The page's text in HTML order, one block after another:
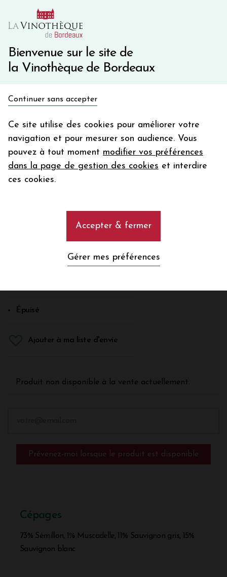
Bienvenue sur le site de
la Vinothèque de Bordeaux
Continuer sans accepter
Ce site utilise des cookies pour améliorer votre
navigation et pour mesurer son audience. Vous
pouvez à tout moment modifier vos préférences
dans la page de gestion des cookies et interdire
ces cookies.
Accepter & fermer
Gérer mes préférences
10€ de remise immédiate sur votre première commande
Une question ?
PRELAT DE PAPE CLEMENT 2019
Blanc - Bordeaux - Graves
Épuisé
Ajouter à ma liste d'envie
Produit non disponible à la vente actuellement.
Prévenez-moi lorsque le produit est disponible
Cépages
73% Sémillon, 1% Muscadelle, 11% Sauvignon gris, 15%
Sauvignon blanc
en bon d'achat
Votre
email
En m’abonnant, j’accepte de recevoir la newsletter de la